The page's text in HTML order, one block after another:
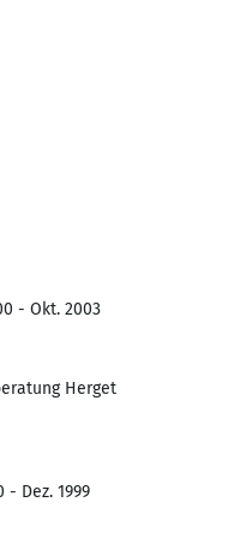
- Okt. 2003
Herget
- Dez. 1999